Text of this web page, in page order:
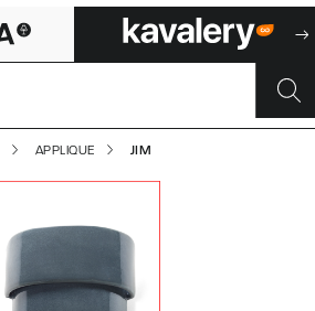
contenu de la page
APPLIQUE JIM